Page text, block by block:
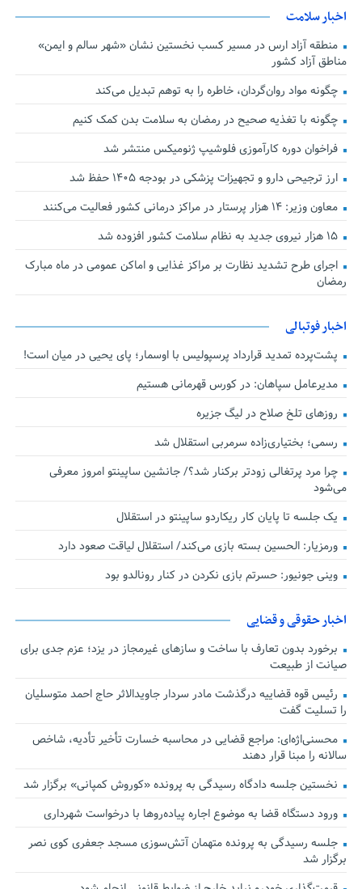
اخبار سلامت
منطقه آزاد ارس در مسیر کسب نخستین نشان «شهر سالم و ایمن»
مناطق آزاد کشور
چگونه مواد روان‌گردان، خاطره را به توهم تبدیل می‌کند
چگونه با تغذیه صحیح در رمضان به سلامت بدن کمک کنیم
فراخوان دوره کارآموزی فلوشیپ ژنومیکس منتشر شد
ارز ترجیحی دارو و تجهیزات پزشکی در بودجه ۱۴۰۵ حفظ شد
معاون وزیر: ۱۴ هزار پرستار در مراکز درمانی کشور فعالیت می‌کنند
۱۵ هزار نیروی جدید به نظام سلامت کشور افزوده شد
اجرای طرح تشدید نظارت بر مراکز غذایی و اماکن عمومی در ماه مبارک
رمضان
اخبار فوتبالی
پشت‌پرده تمدید قرارداد پرسپولیس با اوسمار؛ پای یحیی در میان است!
مدیرعامل سپاهان: در کورس قهرمانی هستیم
روزهای تلخ صلاح در لیگ جزیره
رسمی؛ بختیاری‌زاده سرمربی استقلال شد
چرا مرد پرتغالی زودتر برکنار شد؟/ جانشین ساپینتو امروز معرفی
می‌شود
یک جلسه تا پایان کار ریکاردو ساپینتو در استقلال
ورمزیار: الحسین بسته بازی می‌کند/ استقلال لیاقت صعود دارد
وینی جونیور: حسرتم بازی نکردن در کنار رونالدو بود
اخبار حقوقی و قضایی
برخورد بدون تعارف با ساخت‌ و سازهای غیرمجاز در یزد؛ عزم جدی برای
صیانت از طبیعت
رئیس قوه قضاییه درگذشت مادر سردار جاویدالاثر حاج احمد متوسلیان
را تسلیت گفت
محسنی‌اژه‌ای: مراجع قضایی در محاسبه خسارت تأخیر تأدیه، شاخص
سالانه را مبنا قرار دهند
نخستین جلسه دادگاه رسیدگی به پرونده «کوروش کمپانی» برگزار شد
ورود دستگاه قضا به موضوع اجاره پیاده‌روها با درخواست شهرداری
جلسه رسیدگی به پرونده متهمان آتش‌سوزی مسجد جعفری کوی نصر
برگزار شد